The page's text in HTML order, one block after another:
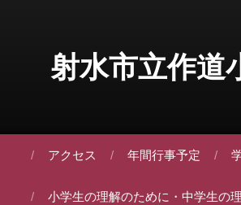
射水市立作道
アクセス 年間行事予定
小学生の理解のために・中学生の